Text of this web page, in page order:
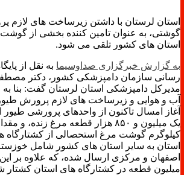
استان لرستان با داشتن زیرساخت های لازم
گوشتی، به عنوان تامین کننده بخشی از
استان های کشور تلقی می شود.
به گزارش خبرگزاری صداوسیما به نقل از
رسانی سازمان دامپزشکی کشور، دکتر
مدیرکل دامپزشکی استان لرستان گفت: بنا
آب و هوایی و زیرساخت های لازم پرورش
آغاز امسال تاکنون از واحدهای پرورشی طیور
کیلوگرم گوشت مرغ استحصالی از کشتارگاه
استان به سایر استان های کشور شامل
میلیون قطعه در کشتارگاه های استان